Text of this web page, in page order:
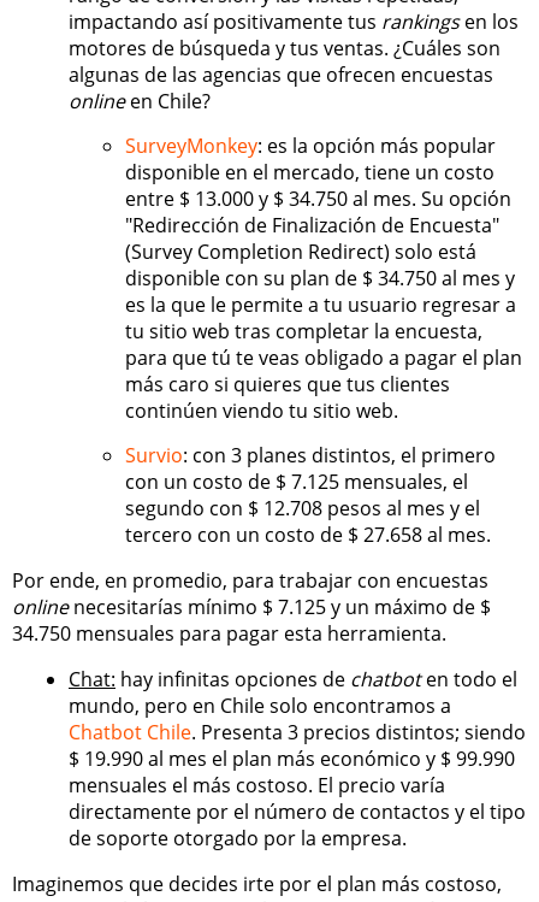
impactando así positivamente tus rankingsen los
motores de búsqueda y tus ventas. ¿Cuáles son
algunas de las agencias que ofrecen encuestas
onlineen Chile?
SurveyMonkey: es la opción más popular
disponible en el mercado, tiene un costo
entre $ 13.000 y $ 34.750 al mes. Su opción
"Redirección de Finalización de Encuesta"
(Survey Completion Redirect) solo está
disponible con su plan de $ 34.750 al mes y
es la que le permite a tu usuario regresar a
tu sitio web tras completar la encuesta,
para que tú te veas obligado a pagar el plan
más caro si quieres que tus clientes
continúen viendo tu sitio web.
Survio: con 3 planes distintos, el primero
con un costo de $ 7.125 mensuales, el
segundo con $ 12.708 pesos al mes y el
tercero con un costo de $ 27.658 al mes.
Por ende, en promedio, para trabajar con encuestas
onlinenecesitarías mínimo $ 7.125 y un máximo de $
34.750 mensuales para pagar esta herramienta.
Chat: hay infinitas opciones de chatboten todo el
mundo, pero en Chile solo encontramos a
Chatbot Chile. Presenta 3 precios distintos; siendo
$ 19.990 al mes el plan más económico y $ 99.990
mensuales el más costoso. El precio varía
directamente por el número de contactos y el tipo
de soporte otorgado por la empresa.
Imaginemos que decides irte por el plan más costoso,